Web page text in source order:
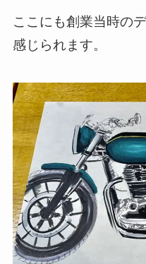
ここにも創業当時の
感じられます。